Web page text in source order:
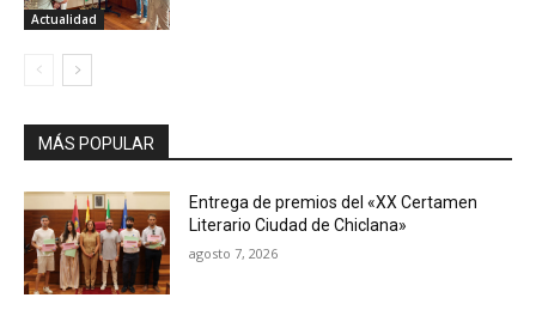
Actualidad
MÁS POPULAR
Entrega de premios del «XX Certamen
Literario Ciudad de Chiclana»
agosto 7, 2026